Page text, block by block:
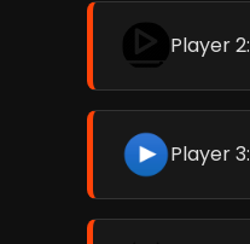
Player 2:
Player 3: